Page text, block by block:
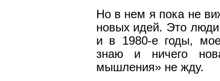
Но в нем я пока не
новых идей. Это
и в 1980-е годы,
знаю и ничего
мышления» не жду.